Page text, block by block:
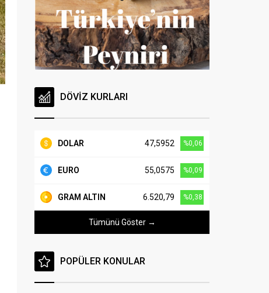
DÖVİZ KURLARI
DOLAR 47,5952 %0,06
EURO 55,0575 %0,09
GRAM ALTIN 6.520,79 %0,38
Tümünü Göster →
POPÜLER KONULAR